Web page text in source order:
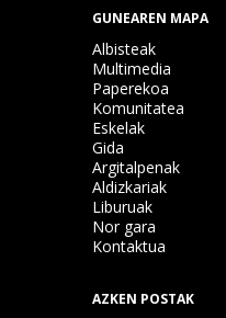
GUNEAREN MAPA
Albisteak
Multimedia
Paperekoa
Komunitatea
Eskelak
Gida
Argitalpenak
Aldizkariak
Liburuak
Nor gara
Kontaktua
AZKEN POSTAK